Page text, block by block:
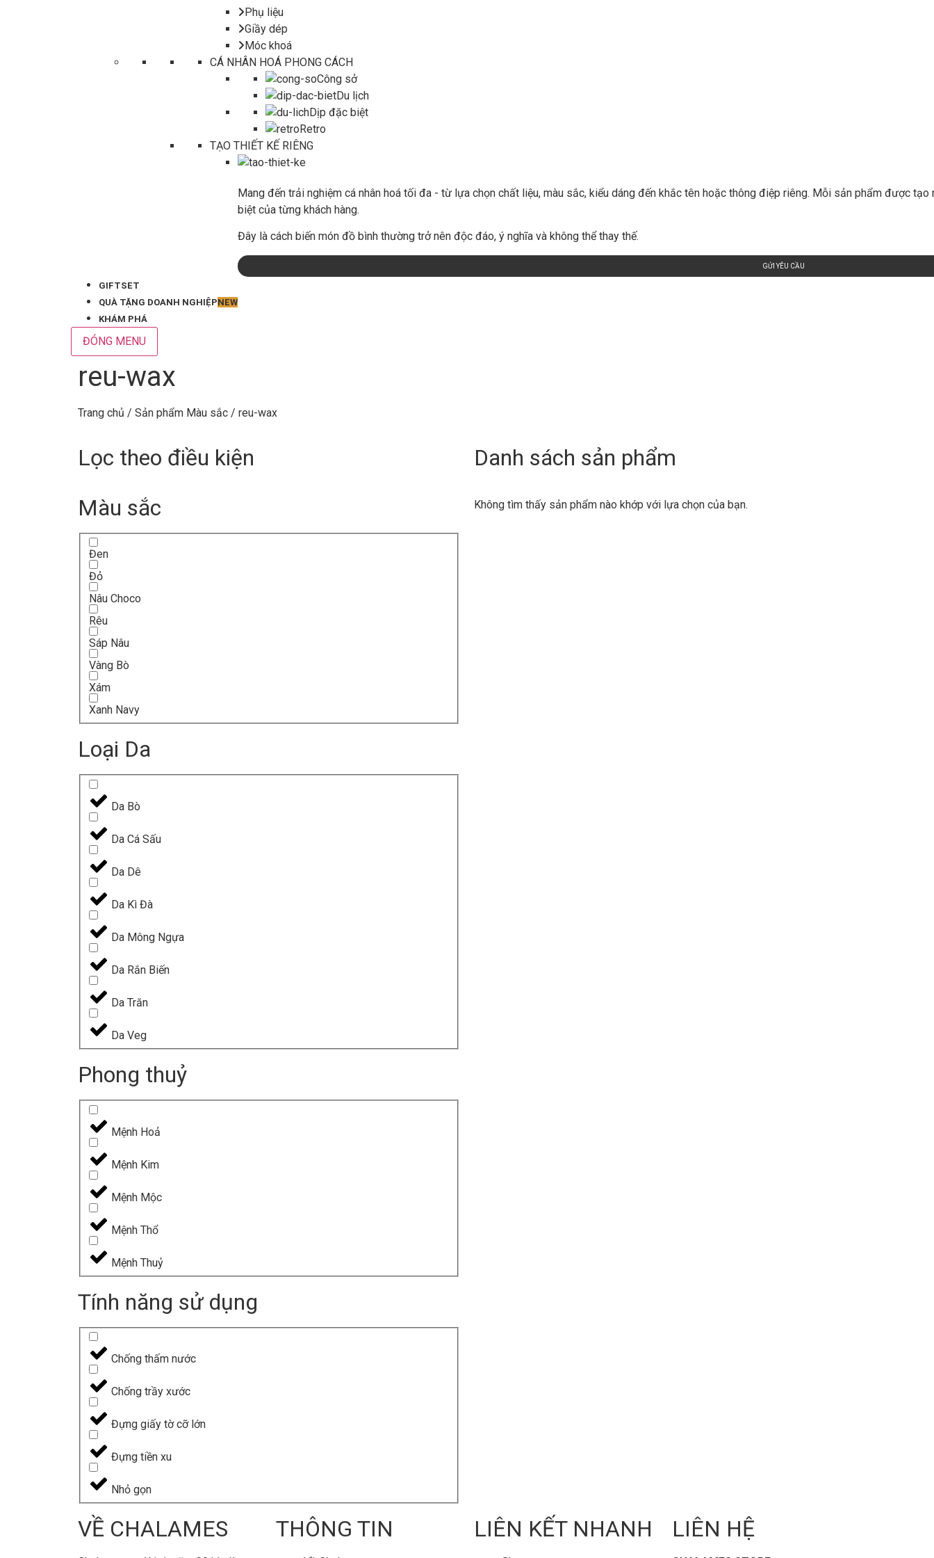
Phụ liệu
Giầy dép
Móc khoá
CÁ NHÂN HOÁ PHONG CÁCH
Công sở
Du lịch
Dịp đặc biệt
Retro
TẠO THIẾT KẾ RIÊNG
Mang đến trải nghiệm cá nhân hoá tối đa - từ lựa chọn chất liệu, màu sắc, kiểu dáng đến khắc tên hoặc thông điệp riêng. Mỗi sản phẩm được
biệt của từng khách hàng.
Đây là cách biến món đồ bình thường trở nên độc đáo, ý nghĩa và không thể thay thế.
GỬI YÊU CẦU
GIFTSET
QUÀ TẶNG DOANH NGHIỆPNEW
KHÁM PHÁ
ĐÓNG MENU
reu-wax
Trang chủ / Sản phẩm Màu sắc / reu-wax
Lọc theo điều kiện
Màu sắc
Đen
Đỏ
Nâu Choco
Rêu
Sáp Nâu
Vàng Bò
Xám
Xanh Navy
Loại Da
Da Bò
Da Cá Sấu
Da Dê
Da Kì Đà
Da Mông Ngựa
Da Rắn Biến
Da Trăn
Da Veg
Phong thuỷ
Mệnh Hoả
Mệnh Kim
Mệnh Mộc
Mệnh Thổ
Mệnh Thuỷ
Tính năng sử dụng
Chống thấm nước
Chống trầy xước
Đựng giấy tờ cỡ lớn
Đựng tiền xu
Nhỏ gọn
Danh sách sản phẩm
Không tìm thấy sản phẩm nào khớp với lựa chọn của bạn.
VỀ CHALAMES THÔNG TIN LIÊN KẾT NHANH LIÊN HỆ